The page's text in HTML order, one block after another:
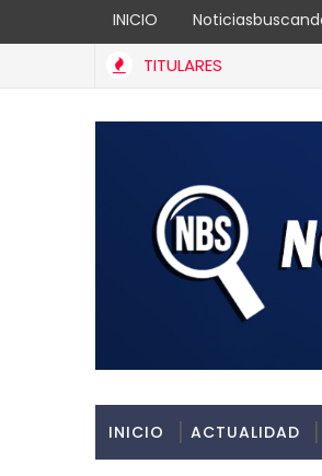
INICIO
TITULARES
INICIO ACTUALIDAD